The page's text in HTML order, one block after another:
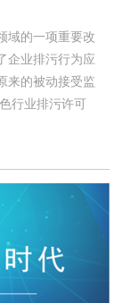
域的一项重要改
企业排污行为应
来的被动接受监
行业排污许可